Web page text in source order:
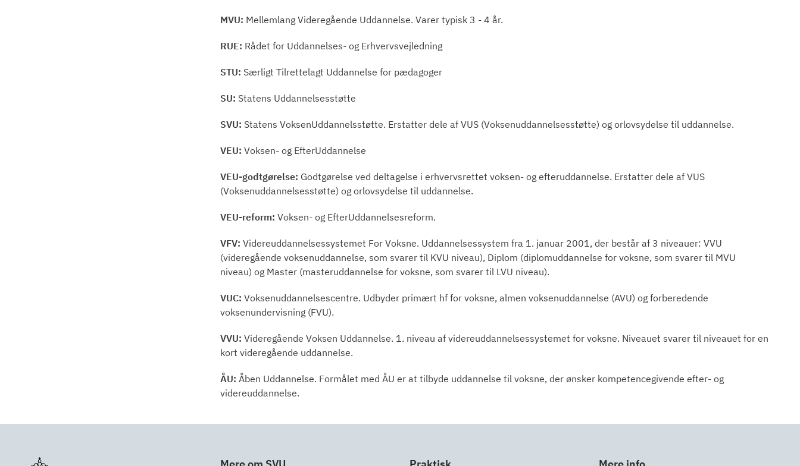
MVU: Mellemlang Videregående Uddannelse. Varer typisk 3 - 4 år.
RUE: Rådet for Uddannelses- og Erhvervsvejledning
STU: Særligt Tilrettelagt Uddannelse for pædagoger
SU: Statens Uddannelsesstøtte
SVU: Statens VoksenUddannelsstøtte. Erstatter dele af VUS (Voksenuddannelsesstøtte) og orlovsydelse til uddannelse.
VEU: Voksen- og EfterUddannelse
VEU-godtgørelse: Godtgørelse ved deltagelse i erhvervsrettet voksen- og efteruddannelse. Erstatter dele af VUS
(Voksenuddannelsesstøtte) og orlovsydelse til uddannelse.
VEU-reform: Voksen- og EfterUddannelsesreform.
VFV: Videreuddannelsessystemet For Voksne. Uddannelsessystem fra 1. januar 2001, der består af 3 niveauer: VVU
(videregående voksenuddannelse, som svarer til KVU niveau), Diplom (diplomuddannelse for voksne, som svarer til MVU
niveau) og Master (masteruddannelse for voksne, som svarer til LVU niveau).
VUC: Voksenuddannelsescentre. Udbyder primært hf for voksne, almen voksenuddannelse (AVU) og forberedende
voksenundervisning (FVU).
VVU: Videregående Voksen Uddannelse. 1. niveau af videreuddannelsessystemet for voksne. Niveauet svarer til niveauet for en
kort videregående uddannelse.
ÅU: Åben Uddannelse. Formålet med ÅU er at tilbyde uddannelse til voksne, der ønsker kompetencegivende efter- og
videreuddannelse.